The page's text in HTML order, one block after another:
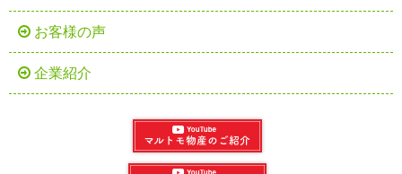
お客様の声
企業紹介